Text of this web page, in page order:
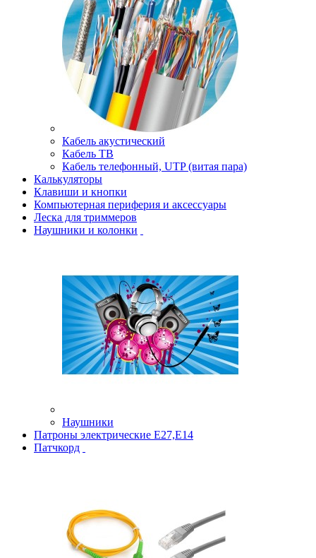
Кабель акустический
Кабель ТВ
Кабель телефонный, UTP (витая пара)
Калькуляторы
Клавиши и кнопки
Компьютерная периферия и аксессуары
Леска для триммеров
Наушники и колонки
Наушники
Патроны электрические Е27,Е14
Патчкорд